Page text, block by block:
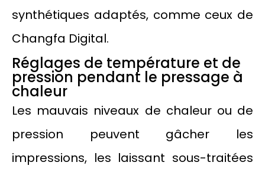
synthétiques adaptés, comme ceux de
Changfa Digital.
Réglages de température et de
pression pendant le pressage à
chaleur
Les mauvais niveaux de chaleur ou de
pression peuvent gâcher les
impressions, les laissant sous-traitées